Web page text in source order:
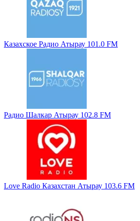
Казахское Радио Атырау 101.0 FM
Радио Шалкар Атырау 102.8 FM
Love Radio Казахстан Атырау 103.6 FM